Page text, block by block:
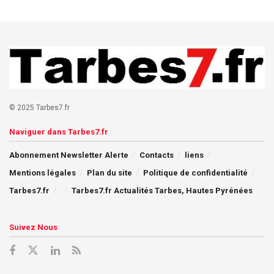
© 2025 Tarbes7.fr
Naviguer dans Tarbes7.fr
Abonnement Newsletter Alerte Contacts
liens
Mentions légales
Plan du site
Politique de confidentialité
Tarbes7.fr
Tarbes7.fr Actualités Tarbes, Hautes Pyrénées
Suivez Nous